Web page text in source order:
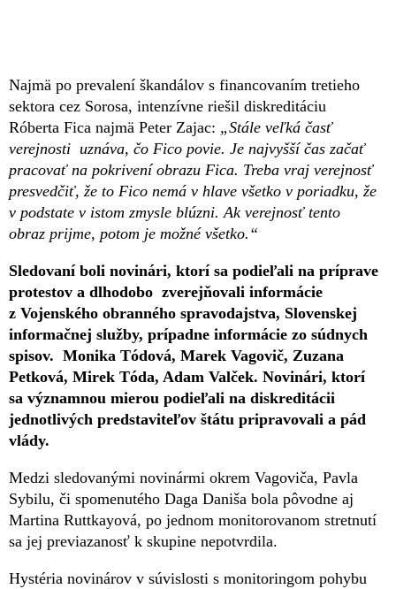
Najmä po prevalení škandálov s financovaním tretieho
sektora cez Sorosa, intenzívne riešil diskreditáciu
Róberta Fica najmä Peter Zajac: „Stále veľká časť
verejnosti uznáva, čo Fico povie. Je najvyšší čas začať
pracovať na pokrivení obrazu Fica. Treba vraj verejnosť
presvedčiť, že to Fico nemá v hlave všetko v poriadku, že
v podstate v istom zmysle blúzni. Ak verejnosť tento
obraz prijme, potom je možné všetko.“
Sledovaní boli novinári, ktorí sa podieľali na príprave
protestov a dlhodobo zverejňovali informácie
z Vojenského obranného spravodajstva, Slovenskej
informačnej služby, prípadne informácie zo súdnych
spisov. Monika Tódová, Marek Vagovič, Zuzana
Petková, Mirek Tóda, Adam Valček. Novinári, ktorí
sa významnou mierou podieľali na diskreditácii
jednotlivých predstaviteľov štátu pripravovali a pád
vlády.
Medzi sledovanými novinármi okrem Vagoviča, Pavla
Sybilu, či spomenutého Daga Daniša bola pôvodne aj
Martina Ruttkayová, po jednom monitorovanom stretnutí
sa jej previazanosť k skupine nepotvrdila.
Hystéria novinárov v súvislosti s monitoringom pohybu